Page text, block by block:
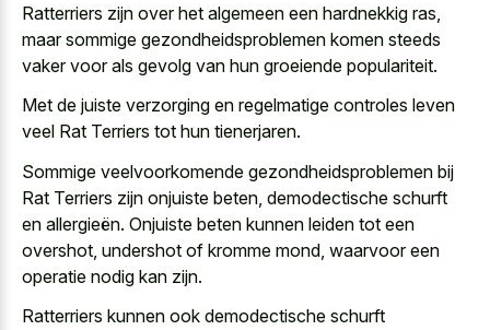
Ratterriers zijn over het algemeen een hardnekkig ras,
maar sommige gezondheidsproblemen komen steeds
vaker voor als gevolg van hun groeiende populariteit.
Met de juiste verzorging en regelmatige controles leven
veel Rat Terriers tot hun tienerjaren.
Sommige veelvoorkomende gezondheidsproblemen bij
Rat Terriers zijn onjuiste beten, demodectische schurft
en allergieën. Onjuiste beten kunnen leiden tot een
overshot, undershot of kromme mond, waarvoor een
operatie nodig kan zijn.
Ratterriers kunnen ook demodectische schurft